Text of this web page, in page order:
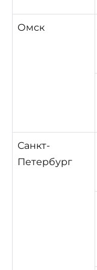
Омск
Санкт-
Петербург